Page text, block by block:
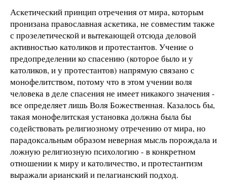
Аскетический принцип отречения от мира, которым
пронизана православная аскетика, не совместим также
с прозелетической и вытекающей отсюда деловой
активностью католиков и протестантов. Учение о
предопределении ко спасению (которое было и у
католиков, и у протестантов) напрямую связано с
монофелитством, потому что в этом учении воля
человека в деле спасения не имеет никакого значения -
все определяет лишь Воля Божественная. Казалось бы,
такая монофелитская установка должна была бы
содействовать религиозному отречению от мира, но
парадоксальным образом неверная мысль порождала и
ложную религиозную психологию - в конкретном
отношении к миру и католичество, и протестантизм
выражали арианский и пелагианский подход.